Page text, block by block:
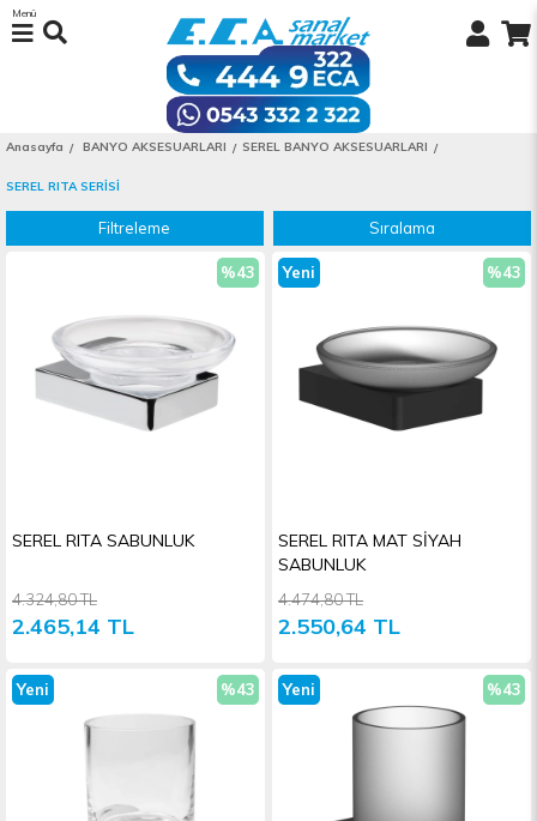
Menü
Anasayfa BANYO AKSESUARLARI SEREL BANYO AKSESUARLARI
SEREL RITA SERİSİ
Filtreleme Sıralama
SEREL RITA SABUNLUK
2.465,14 TL
4.324,80 TL
%43
SEREL RITA MAT SİYAH
SABUNLUK
2.550,64 TL
4.474,80 TL
%43
Yeni
%43
Yeni
%43
Yeni